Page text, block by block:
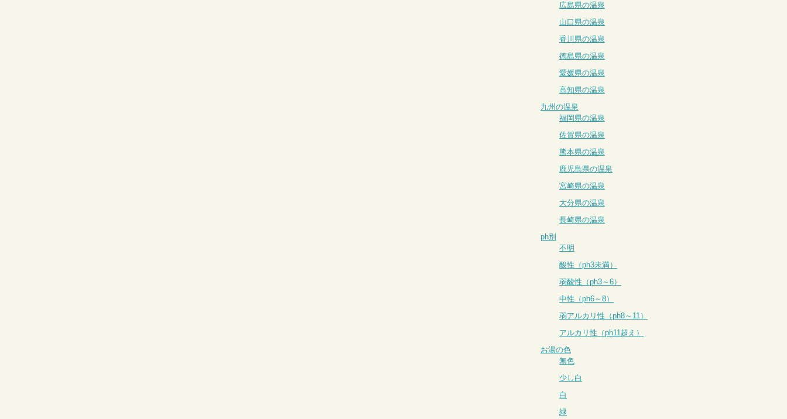
広島県の温泉
山口県の温泉
香川県の温泉
徳島県の温泉
愛媛県の温泉
高知県の温泉
九州の温泉
福岡県の温泉
佐賀県の温泉
熊本県の温泉
鹿児島県の温泉
宮崎県の温泉
大分県の温泉
長崎県の温泉
ph別
不明
酸性（ph3未満）
弱酸性（ph3～6）
中性（ph6～8）
弱アルカリ性（ph8～11）
アルカリ性（ph11超え）
お湯の色
無色
少し白
白
緑